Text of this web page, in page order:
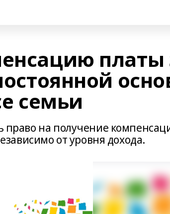
платы
семьи
право на получение
от уровня дохода.